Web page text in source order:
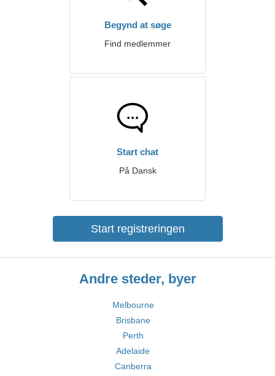
Begynd at søge
Find medlemmer
Start chat
På Dansk
Start registreringen
Andre steder, byer
Melbourne
Brisbane
Perth
Adelaide
Canberra